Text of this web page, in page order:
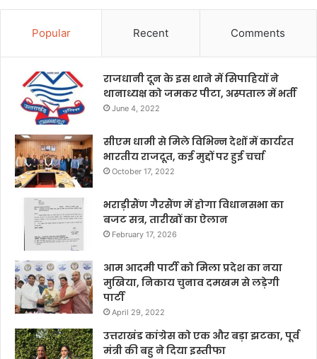
Popular Recent Comments
राजधानी दून के इस थाने में सिपाहियों ने
थानाध्यक्ष को जमकर पीटा, अस्पताल में भर्ती
June 4, 2022
सीएम धामी से मिले विभिन्न देशों में कार्यरत
भारतीय राजदूत, कई मुद्दों पर हुई चर्चा
October 17, 2022
भराड़ीसैंण गैरसैंण में होगा विधानसभा का
बजट सत्र, तारीखों का ऐलान
February 17, 2026
आम आदमी पार्टी को मिला प्रदेश का नया
मुखिया, निकाय चुनाव दमखम से लड़ेगी
पार्टी
April 29, 2022
उत्तराखंड कांग्रेस को एक और बड़ा झटका, पूर्व
मंत्री की बहु ने दिया इस्तीफा